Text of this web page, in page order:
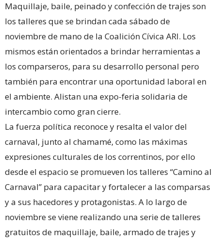
Maquillaje, baile, peinado y confección de trajes son
los talleres que se brindan cada sábado de
noviembre de mano de la Coalición Cívica ARI. Los
mismos están orientados a brindar herramientas a
los comparseros, para su desarrollo personal pero
también para encontrar una oportunidad laboral en
el ambiente. Alistan una expo-feria solidaria de
intercambio como gran cierre.
La fuerza política reconoce y resalta el valor del
carnaval, junto al chamamé, como las máximas
expresiones culturales de los correntinos, por ello
desde el espacio se promueven los talleres “Camino al
Carnaval” para capacitar y fortalecer a las comparsas
y a sus hacedores y protagonistas. A lo largo de
noviembre se viene realizando una serie de talleres
gratuitos de maquillaje, baile, armado de trajes y